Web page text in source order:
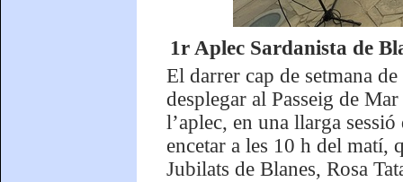
1r Aplec Sardanista de
El darrer cap de setmana
desplegar al Passeig de
l’aplec, en una llarga
encetar a les 10 h del matí,
Jubilats de Blanes, Rosa